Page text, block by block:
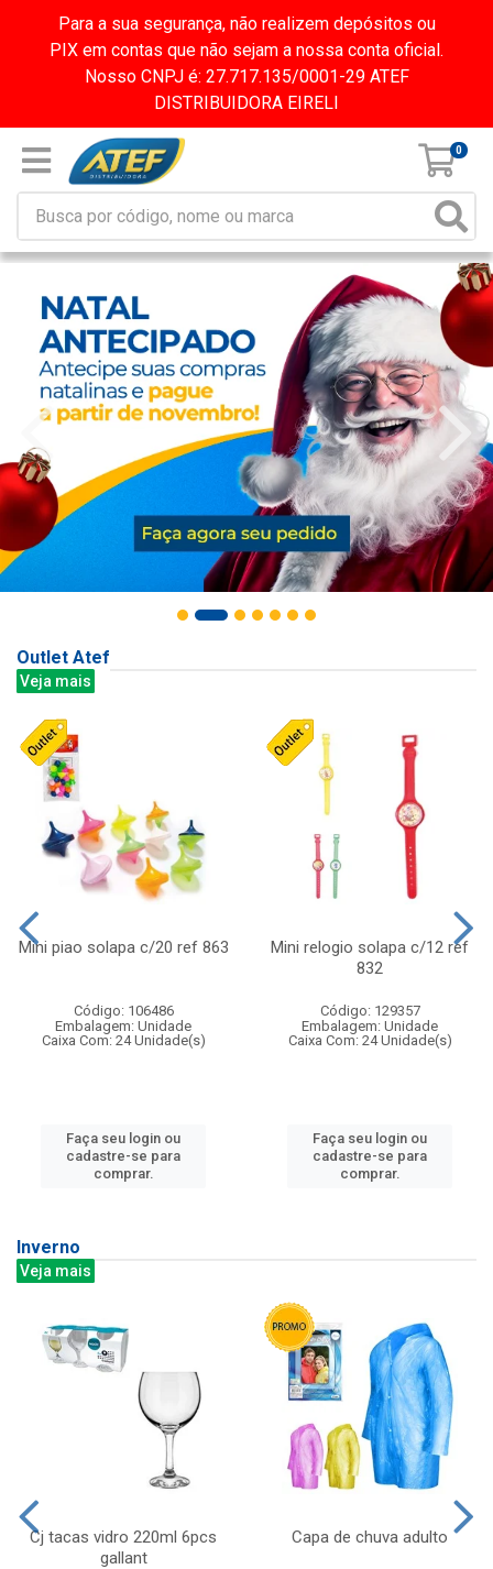
Para a sua segurança, não realizem depósitos ou
PIX em contas que não sejam a nossa conta oficial.
Nosso CNPJ é: 27.717.135/0001-29 ATEF
DISTRIBUIDORA EIRELI
0
Outlet Atef
Veja mais
Mini piao solapa c/20 ref 863
Código: 106486
Embalagem: Unidade
Caixa Com: 24 Unidade(s)
Faça seu login ou
cadastre-se para
comprar.
Mini relogio solapa c/12 ref
832
Código: 129357
Embalagem: Unidade
Caixa Com: 24 Unidade(s)
Faça seu login ou
cadastre-se para
comprar.
Inverno
Veja mais
Cj tacas vidro 220ml 6pcs
gallant
Capa de chuva adulto